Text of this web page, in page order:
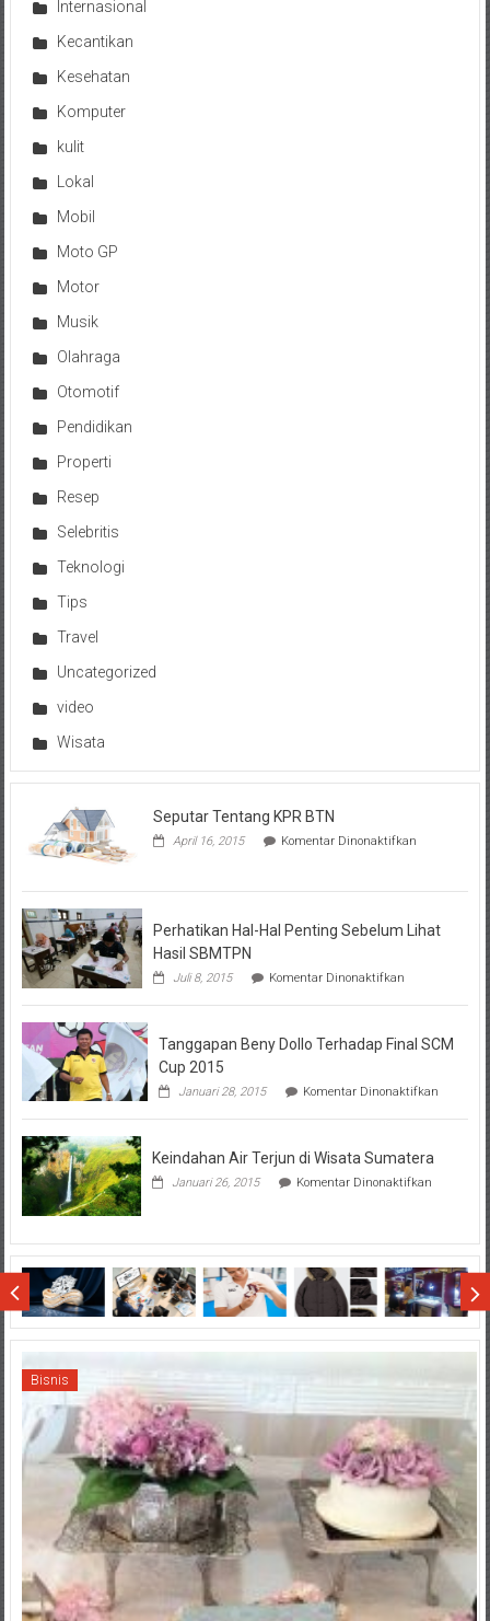
Internasional
Kecantikan
Kesehatan
Komputer
kulit
Lokal
Mobil
Moto GP
Motor
Musik
Olahraga
Otomotif
Pendidikan
Properti
Resep
Selebritis
Teknologi
Tips
Travel
Uncategorized
video
Wisata
Seputar Tentang KPR BTN
April 16, 2015 Komentar Dinonaktifkanpada
KPR
Perhatikan Hal-Hal Penting Sebelum Lihat
Hasil SBMTPN
Juli 8, 2015 Komentar Dinonaktifkanpada
Hal-
Penting
Hasil
Tanggapan Beny Dollo Terhadap Final SCM
Cup 2015
Januari 28, 2015 Komentar Dinonaktifkanpada
Beny
Keindahan Air Terjun di Wisata Sumatera
Januari 26, 2015 Komentar Dinonaktifkanpada
di
Wisata
Sumatera
Bisnis